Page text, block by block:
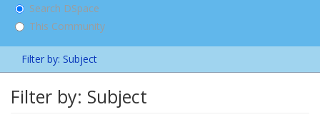
Search DSpace
This Community
Filter by: Subject
Filter by: Subject